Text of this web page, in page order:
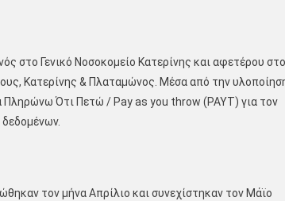
Γενικό Νοσοκομείο Κατερίνης και αφετέρου στο
Κατερίνης & Πλαταμώνος. Μέσα από την
Πληρώνω Ότι Πετώ / Pay as you throw (PAYT) για τον
τον μήνα Απρίλιο και συνεχίστηκαν τον Μάϊο